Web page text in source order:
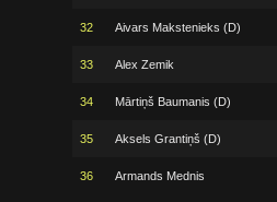
32 Aivars Makstenieks (D)
33 Alex Zemik
34 Mārtiņš Baumanis (D)
35 Aksels Grantiņš (D)
36 Armands Mednis